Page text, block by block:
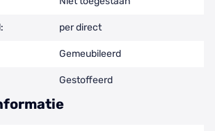
per direct
Gemeubileerd
Gestoffeerd